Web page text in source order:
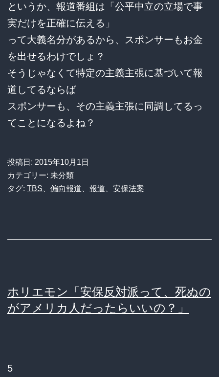
というか、報道番組は「公平中立の立場で事
実だけを正確に伝える」
って大義名分があるから、スポンサーもお金
を出せるわけでしょ？
そうじゃなくて特定の主義主張に基づいて報
道してるならば
スポンサーも、その主義主張に同調してるっ
てことになるよね？
投稿日: 2015年10月1日
カテゴリー: 未分類
タグ: TBS 偏向報道 報道 安保法案
ホリエモン「安保反対派って、死ぬの
がアメリカ人だったらいいの？」
5